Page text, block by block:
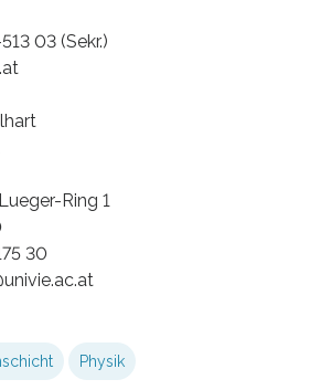
03 (Sekr.)
Ring 1
30
Physik